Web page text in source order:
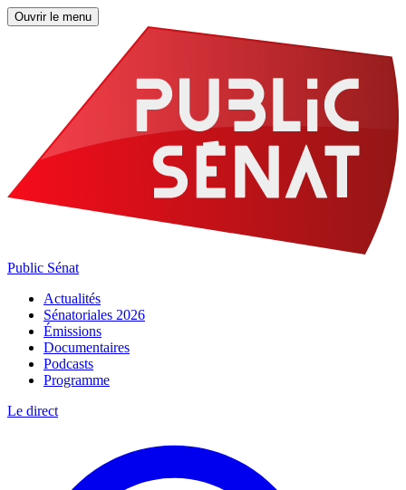
Ouvrir le menu
Public Sénat
Actualités
Sénatoriales 2026
Émissions
Documentaires
Podcasts
Programme
Le direct